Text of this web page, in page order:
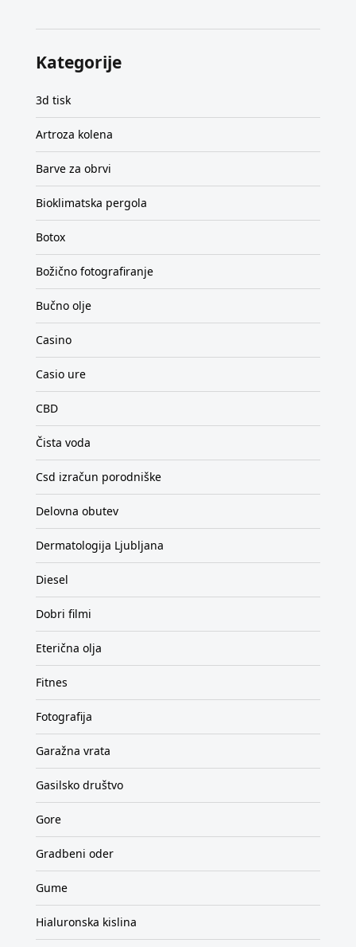
Kategorije
3d tisk
Artroza kolena
Barve za obrvi
Bioklimatska pergola
Botox
Božično fotografiranje
Bučno olje
Casino
Casio ure
CBD
Čista voda
Csd izračun porodniške
Delovna obutev
Dermatologija Ljubljana
Diesel
Dobri filmi
Eterična olja
Fitnes
Fotografija
Garažna vrata
Gasilsko društvo
Gore
Gradbeni oder
Gume
Hialuronska kislina